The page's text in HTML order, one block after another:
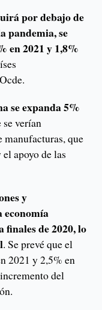
por debajo de
pandemia, se
en 2021 y 1,8%
se expanda 5%
verían
manufacturas, que
apoyo de las
y
economía
finales de 2020, lo
. Se prevé que el
2021 y 2,5% en
del